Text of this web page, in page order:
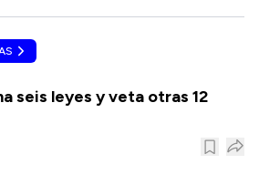
seis leyes y veta otras 12